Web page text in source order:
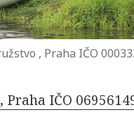
, Praha IČO
IČO